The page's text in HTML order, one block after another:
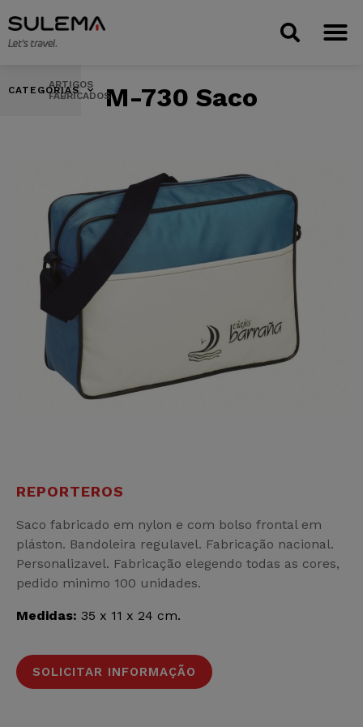
CATEGORIAS
ARTIGOS
FABRICADOSM-730 Saco
REPORTEROS
Saco fabricado em nylon e com bolso frontal em
pláston. Bandoleira regulavel. Fabricação nacional.
Personalizavel. Fabricação elegendo todas as cores,
pedido minimo 100 unidades.
Medidas: 35 x 11 x 24 cm.
SOLICITAR INFORMAÇÃO